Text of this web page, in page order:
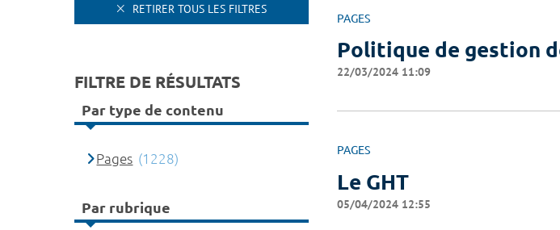
PAGES
Politique de gestion
22/03/2024 11:09
PAGES
Le GHT
05/04/2024 12:55
RETIRER TOUS LES FILTRES
FILTRE DE RÉSULTATS
Par type de contenu
Pages (1228)
Par rubrique